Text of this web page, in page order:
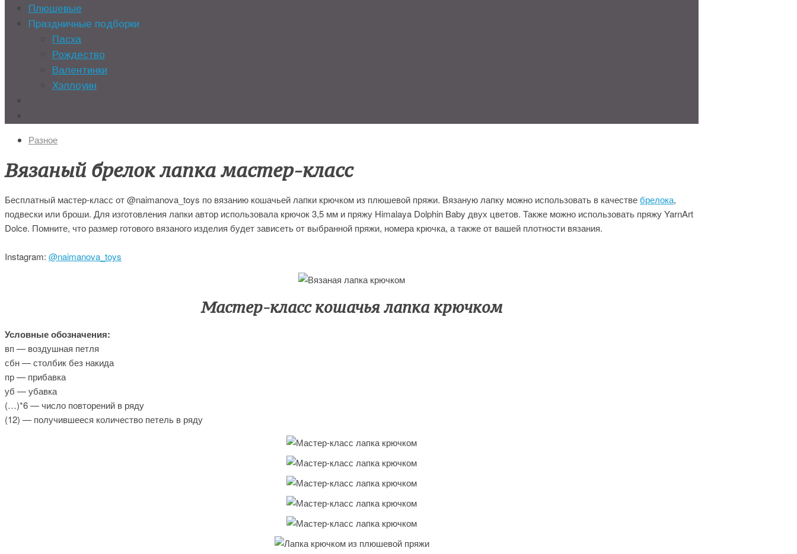
Плюшевые
Праздничные подборки
Пасха
Рождество
Валентинки
Хэллоуин
Разное
Вязаный брелок лапка мастер-класс
Бесплатный мастер-класс от @naimanova_toys по вязанию кошачьей лапки крючком из плюшевой пряжи. Вязаную лапку можно использовать в качествебрелока,
подвески или броши. Для изготовления лапки автор использовала крючок 3,5 мм и пряжу Himalaya Dolphin Baby двух цветов. Также можно использовать пряжу YarnArt
Dolce. Помните, что размер готового вязаного изделия будет зависеть от выбранной пряжи, номера крючка, а также от вашей плотности вязания.
Instagram: @naimanova_toys
Мастер-класс кошачья лапка крючком
Условные обозначения:
вп — воздушная петля
сбн — столбик без накида
пр — прибавка
уб — убавка
(…)*6 — число повторений в ряду
(12) — получившееся количество петель в ряду